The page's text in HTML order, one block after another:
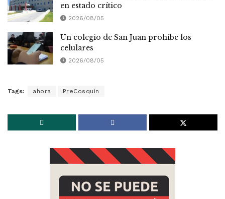
en estado crítico
2026/08/05
Un colegio de San Juan prohíbe los
celulares
2026/08/05
Tags: ahora PreCosquín